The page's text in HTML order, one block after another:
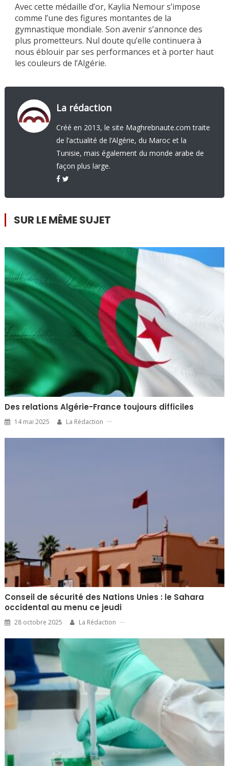
Avec cette médaille d’or, Kaylia Nemour s’impose
comme l’une des figures montantes de la
gymnastique mondiale. Son avenir s’annonce des
plus prometteurs. Nul doute qu’elle continuera à
nous éblouir par ses performances et à porter haut
les couleurs de l’Algérie.
La rédaction
Créé en 2013, le site Maghrebnaute.com traite
de l’actualité de l’Algérie, du Maroc et la
Tunisie, mais également du monde arabe de
façon plus large.
SUR LE MÊME SUJET
Des relations Algérie-France toujours difficiles
14 mai 2025 La Rédaction
Conseil de sécurité des Nations Unies : le Sahara
occidental au menu ce jeudi
28 octobre 2025 La Rédaction